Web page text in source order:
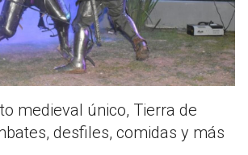
medieval único, Tierra de
desfiles, comidas y más